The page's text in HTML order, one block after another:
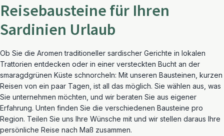
Reisebausteine für Ihren
Sardinien Urlaub
Ob Sie die Aromen traditioneller sardischer Gerichte in lokalen
Trattorien entdecken oder in einer versteckten Bucht an der
smaragdgrünen Küste schnorcheln: Mit unseren Bausteinen, kurzen
Reisen von ein paar Tagen, ist all das möglich. Sie wählen aus, was
Sie unternehmen möchten, und wir beraten Sie aus eigener
Erfahrung. Unten finden Sie die verschiedenen Bausteine pro
Region. Teilen Sie uns Ihre Wünsche mit und wir stellen daraus Ihre
persönliche Reise nach Maß zusammen.